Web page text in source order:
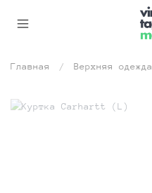
Главная Верхняя одежда